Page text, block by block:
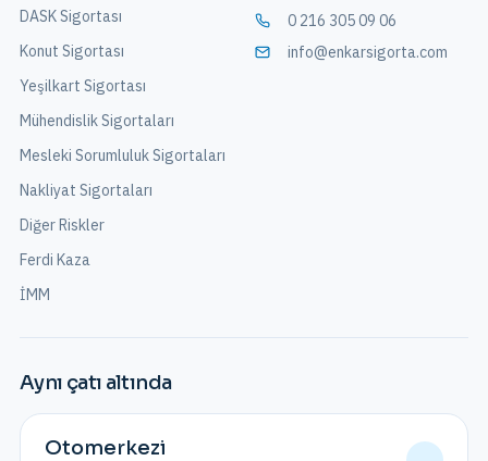
DASK Sigortası
Konut Sigortası
Yeşilkart Sigortası
Mühendislik Sigortaları
Mesleki Sorumluluk Sigortaları
Nakliyat Sigortaları
Diğer Riskler
Ferdi Kaza
İMM
0 216 305 09 06
info@enkarsigorta.com
Aynı çatı altında
Otomerkezi